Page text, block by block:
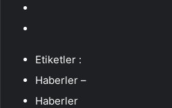
Etiketler :
Haberler –
Haberler